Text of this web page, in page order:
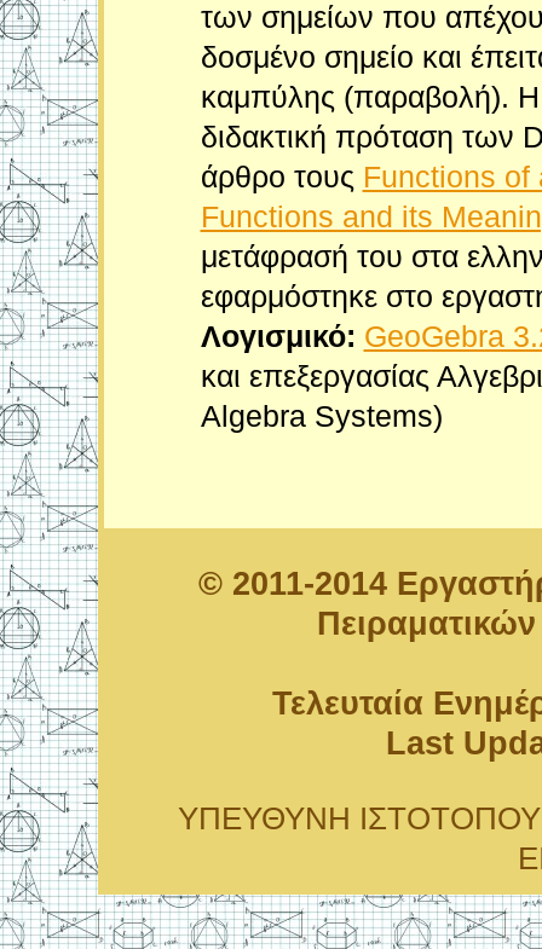
των σημείων που
δοσμένο σημείο και
καμπύλης (παραβολή). Η
διδακτική πρόταση των
άρθρο τους Functions of
Functions and its
μετάφρασή του στα
εφαρμόστηκε στο
Λογισμικό: GeoGebra
και επεξεργασίας
Algebra Systems)
© 2011-2014
Τελευταία
Last
ΥΠΕΥΘΥΝΗ ΙΣΤΟΤΟΠΟΥ: